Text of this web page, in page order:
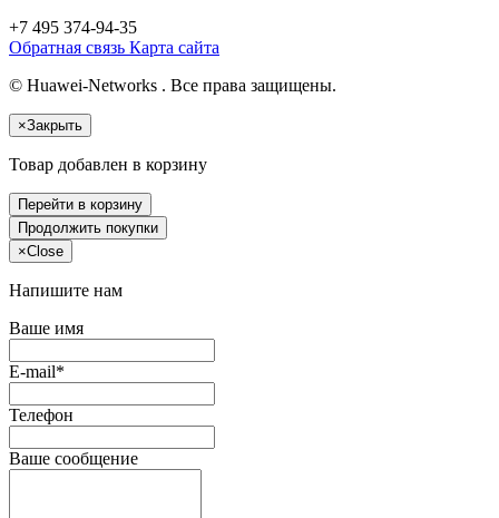
+7 495 374-94-35
Обратная связь Карта сайта
© Huawei-Networks . Все права защищены.
×Закрыть
Товар добавлен в корзину
Перейти в корзину
Продолжить покупки
×Close
Напишите нам
Ваше имя
E-mail*
Телефон
Ваше сообщение